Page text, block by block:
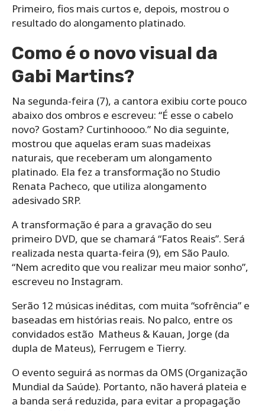
Primeiro, fios mais curtos e, depois, mostrou o
resultado do alongamento platinado.
Como é o novo visual da
Gabi Martins?
Na segunda-feira (7), a cantora exibiu corte pouco
abaixo dos ombros e escreveu: “É esse o cabelo
novo? Gostam? Curtinhoooo.” No dia seguinte,
mostrou que aquelas eram suas madeixas
naturais, que receberam um alongamento
platinado. Ela fez a transformação no Studio
Renata Pacheco, que utiliza alongamento
adesivado SRP.
A transformação é para a gravação do seu
primeiro DVD, que se chamará “Fatos Reais”. Será
realizada nesta quarta-feira (9), em São Paulo.
“Nem acredito que vou realizar meu maior sonho”,
escreveu no Instagram.
Serão 12 músicas inéditas, com muita “sofrência” e
baseadas em histórias reais. No palco, entre os
convidados estão Matheus & Kauan, Jorge (da
dupla de Mateus), Ferrugem e Tierry.
O evento seguirá as normas da OMS (Organização
Mundial da Saúde). Portanto, não haverá plateia e
a banda será reduzida, para evitar a propagação